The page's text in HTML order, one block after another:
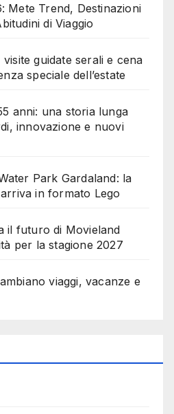
Mete Trend, Destinazioni
di Viaggio
guidate serali e cena
speciale dell’estate
anni: una storia lunga
innovazione e nuovi
Park Gardaland: la
in formato Lego
il futuro di Movieland
per la stagione 2027
viaggi, vacanze e